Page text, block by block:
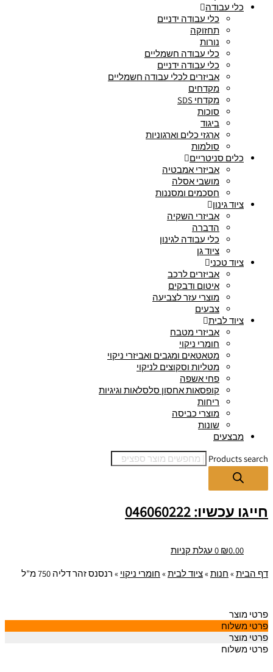
כלי עבודה
כלי עבודה ידניים
תחזוקה
נורות
כלי עבודה חשמליים
כלי עבודה ידניים
אביזרים לכלי עבודה חשמליים
מקדחים
מקדחי SDS
סוכות
ביגוד
ארגזי כלים וארגוניות
סולמות
כלים סניטריים
אביזרי אמבטיה
מושבי אסלה
חסכמים ומסננות
ציוד גינון
אביזרי השקיה
הדברה
כלי עבודה לגינון
ציוד גן
ציוד טכני
אביזרים לרכב
איטום ודבקים
מוצרי עזר לצביעה
צבעים
ציוד לבית
אביזרי מטבח
חומרי ניקוי
מטאטאים ומגבים ואביזרי ניקוי
מטליות וסקוצים לניקוי
פחי אשפה
קופסאות אחסון סלסלאות וגיגיות
ריחות
מוצרי כביסה
שונות
מבצעים
Products search
חייגו עכשיו: 046060222
₪0.00
0 עגלת קניות
דף הבית» חנות»ציוד לבית» חומרי ניקוי » רנסנס זהר דליה 750 מ”ל
פרטי מוצר
פרטי משלוח
פרטי מוצר
פרטי משלוח